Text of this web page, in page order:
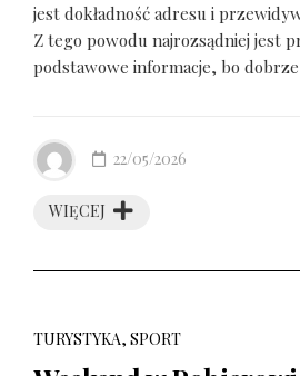
jest dokładność adresu i
Z tego powodu najrozsądniej jest
podstawowe informacje, bo
WIĘCEJ
22/05/2026
TURYSTYKA, SPORT